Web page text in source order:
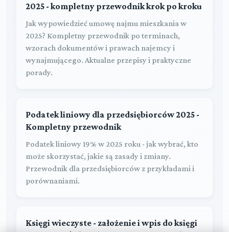
2025 - kompletny przewodnik krok po kroku
Jak wypowiedzieć umowę najmu mieszkania w
2025? Kompletny przewodnik po terminach,
wzorach dokumentów i prawach najemcy i
wynajmującego. Aktualne przepisy i praktyczne
porady.
Podatek liniowy dla przedsiębiorców 2025 -
Kompletny przewodnik
Podatek liniowy 19% w 2025 roku - jak wybrać, kto
może skorzystać, jakie są zasady i zmiany.
Przewodnik dla przedsiębiorców z przykładami i
porównaniami.
Księgi wieczyste - założenie i wpis do księgi